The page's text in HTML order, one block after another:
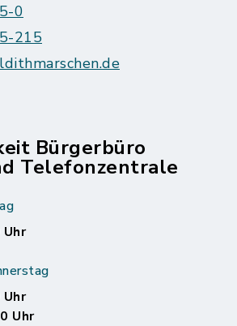
0
215
Bürgerbüro
Telefonzentrale
Uhr